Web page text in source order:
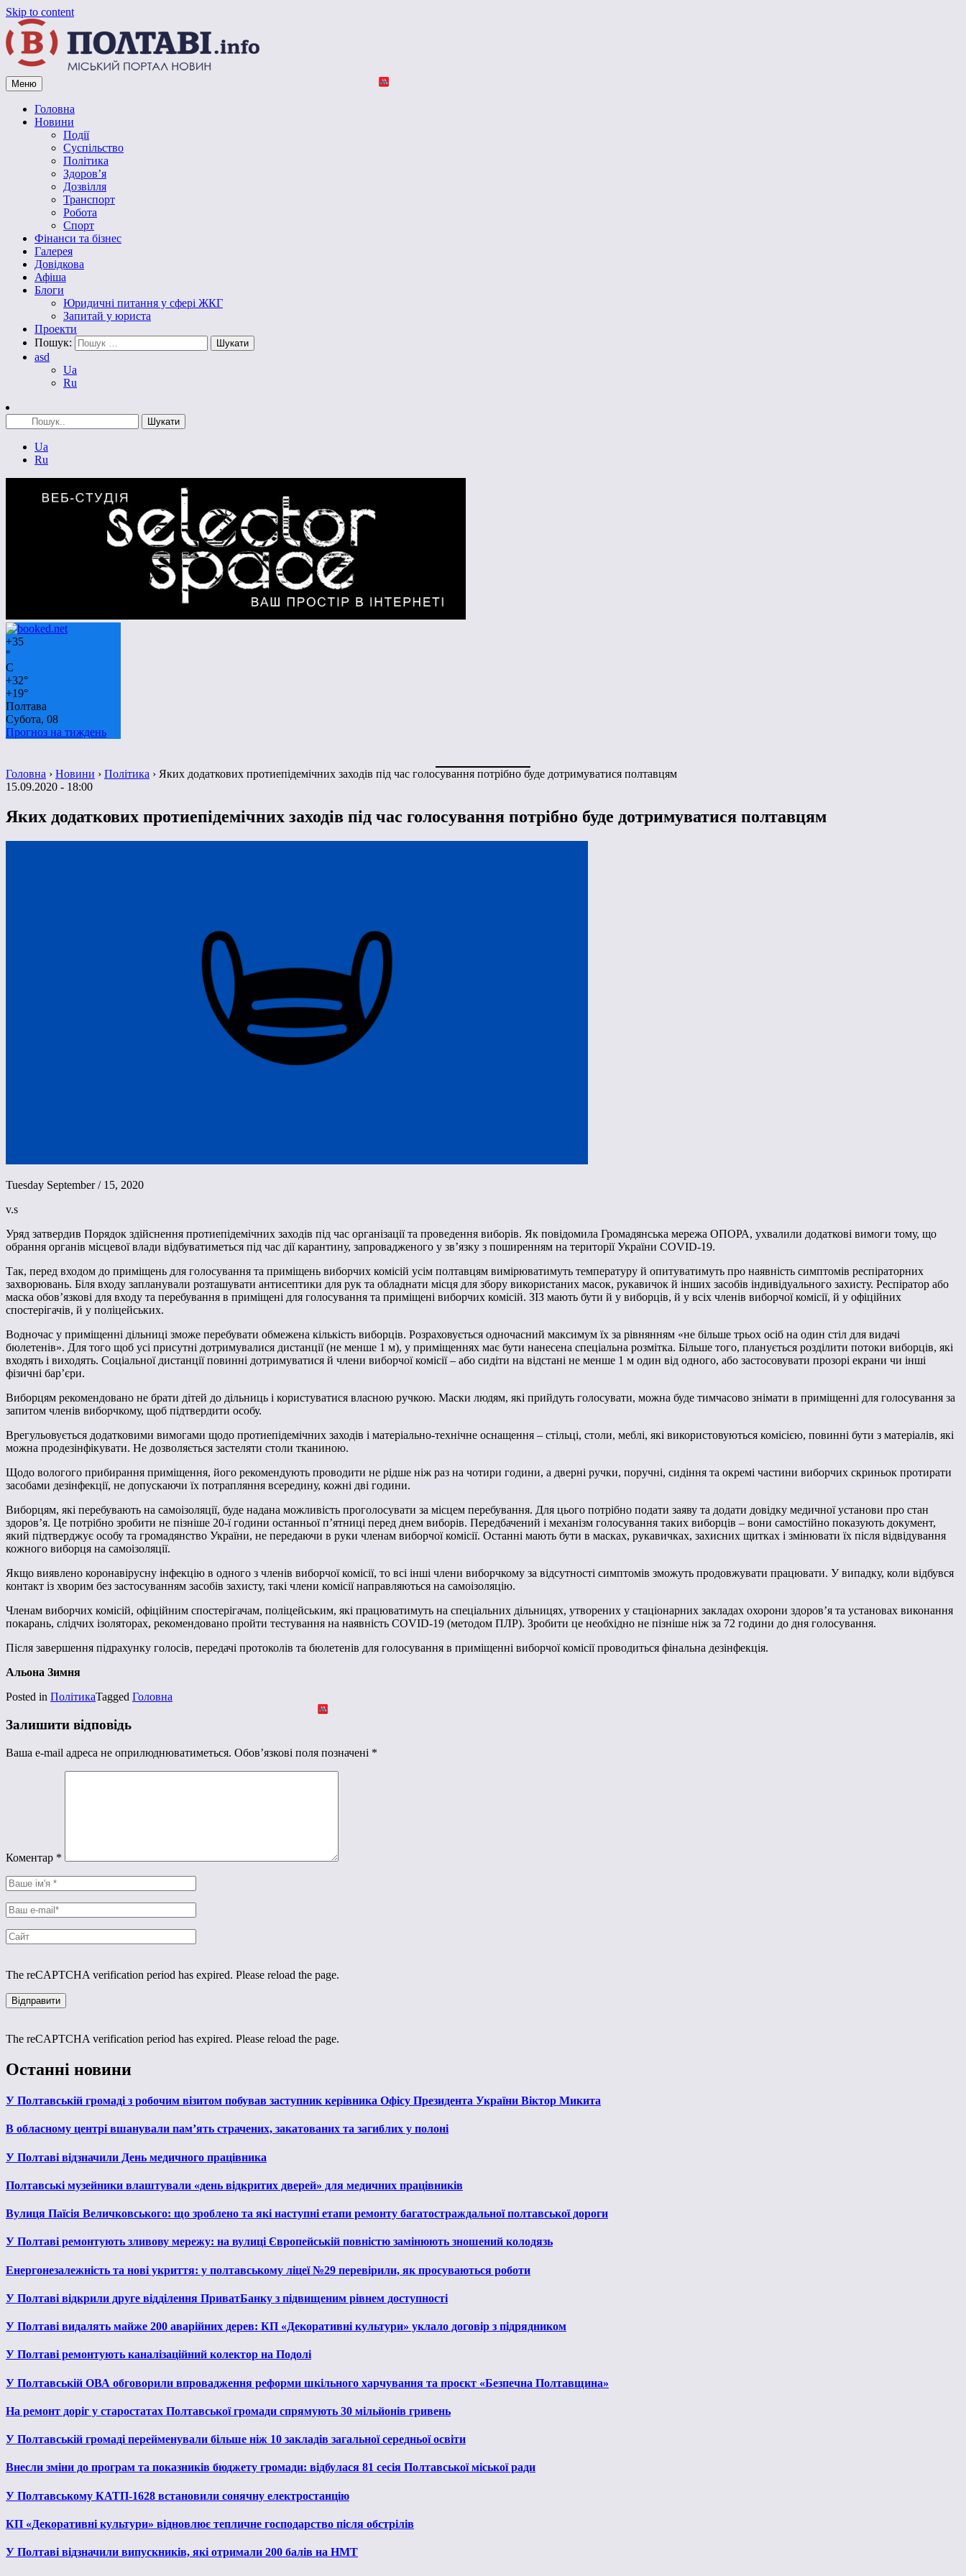
Skip to content
Vpoltave.info
Полтавський портал новин
Меню
Головна
Новини
Події
Суспільство
Політика
Здоров’я
Дозвілля
Транспорт
Робота
Спорт
Фінанси та бізнес
Галерея
Довідкова
Афіша
Блоги
Юридичні питання у сфері ЖКГ
Запитай у юриста
Проекти
Пошук:
asd
Ua
Ru
Ua
Ru
+35
°
C
+32°
+19°
Полтава
Субота, 08
Прогноз на тиждень
Головна › Новини › Політика › Яких додаткових протиепідемічних заходів під час голосування потрібно буде дотримуватися полтавцям
15.09.2020 - 18:00
Яких додаткових протиепідемічних заходів під час голосування потрібно буде дотримуватися полтавцям
Tuesday September / 15, 2020
v.s
Уряд затвердив Порядок здійснення протиепідемічних заходів під час організації та проведення виборів. Як повідомила Громадянська мережа ОПОРА, ухвалили додаткові вимоги тому, що
обрання органів місцевої влади відбуватиметься під час дії карантину, запровадженого у зв’язку з поширенням на території України COVID-19.
Так, перед входом до приміщень для голосування та приміщень виборчих комісій усім полтавцям вимірюватимуть температуру й опитуватимуть про наявність симптомів респіраторних
захворювань. Біля входу запланували розташувати антисептики для рук та обладнати місця для збору використаних масок, рукавичок й інших засобів індивідуального захисту. Респіратор або
маска обов’язкові для входу та перебування в приміщені для голосування та приміщені виборчих комісій. ЗІЗ мають бути й у виборців, й у всіх членів виборчої комісії, й у офіційних
спостерігачів, й у поліцейських.
Водночас у приміщенні дільниці зможе перебувати обмежена кількість виборців. Розраховується одночасний максимум їх за рівнянням «не більше трьох осіб на один стіл для видачі
бюлетенів». Для того щоб усі присутні дотримувалися дистанції (не менше 1 м), у приміщеннях має бути нанесена спеціальна розмітка. Більше того, планується розділити потоки виборців, які
входять і виходять. Соціальної дистанції повинні дотримуватися й члени виборчої комісії – або сидіти на відстані не менше 1 м один від одного, або застосовувати прозорі екрани чи інші
фізичні бар’єри.
Виборцям рекомендовано не брати дітей до дільниць і користуватися власною ручкою. Маски людям, які прийдуть голосувати, можна буде тимчасово знімати в приміщенні для голосування за
запитом членів виборчкому, щоб підтвердити особу.
Врегульовується додатковими вимогами щодо протиепідемічних заходів і матеріально-технічне оснащення – стільці, столи, меблі, які використовуються комісією, повинні бути з матеріалів, які
можна продезінфікувати. Не дозволяється застеляти столи тканиною.
Щодо вологого прибирання приміщення, його рекомендують проводити не рідше ніж раз на чотири години, а дверні ручки, поручні, сидіння та окремі частини виборчих скриньок протирати
засобами дезінфекції, не допускаючи їх потрапляння всередину, кожні дві години.
Виборцям, які перебувають на самоізоляції, буде надана можливість проголосувати за місцем перебування. Для цього потрібно подати заяву та додати довідку медичної установи про стан
здоров’я. Це потрібно зробити не пізніше 20-ї години останньої п’ятниці перед днем виборів. Передбачений і механізм голосування таких виборців – вони самостійно показують документ,
який підтверджує особу та громадянство України, не передаючи в руки членам виборчої комісії. Останні мають бути в масках, рукавичках, захисних щитках і змінювати їх після відвідування
кожного виборця на самоізоляції.
Якщо виявлено коронавірусну інфекцію в одного з членів виборчої комісії, то всі інші члени виборчкому за відсутності симптомів зможуть продовжувати працювати. У випадку, коли відбувся
контакт із хворим без застосуванням засобів захисту, такі члени комісії направляються на самоізоляцію.
Членам виборчих комісій, офіційним спостерігачам, поліцейським, які працюватимуть на спеціальних дільницях, утворених у стаціонарних закладах охорони здоров’я та установах виконання
покарань, слідчих ізоляторах, рекомендовано пройти тестування на наявність COVID-19 (методом ПЛР). Зробити це необхідно не пізніше ніж за 72 години до дня голосування.
Після завершення підрахунку голосів, передачі протоколів та бюлетенів для голосування в приміщенні виборчої комісії проводиться фінальна дезінфекція.
Альона Зимня
Posted in ПолітикаTagged Головна
Залишити відповідь
Ваша e-mail адреса не оприлюднюватиметься. Обов’язкові поля позначені *
Коментар *
The reCAPTCHA verification period has expired. Please reload the page.
The reCAPTCHA verification period has expired. Please reload the page.
Останні новини
У Полтавській громаді з робочим візитом побував заступник керівника Офісу Президента України Віктор Микита
В обласному центрі вшанували пам’ять страчених, закатованих та загиблих у полоні
У Полтаві відзначили День медичного працівника
Полтавські музейники влаштували «день відкритих дверей» для медичних працівників
Вулиця Паїсія Величковського: що зроблено та які наступні етапи ремонту багатостраждальної полтавської дороги
У Полтаві ремонтують зливову мережу: на вулиці Європейській повністю замінюють зношений колодязь
Енергонезалежність та нові укриття: у полтавському ліцеї №29 перевірили, як просуваються роботи
У Полтаві відкрили друге відділення ПриватБанку з підвищеним рівнем доступності
У Полтаві видалять майже 200 аварійних дерев: КП «Декоративні культури» уклало договір з підрядником
У Полтаві ремонтують каналізаційний колектор на Подолі
У Полтавській ОВА обговорили впровадження реформи шкільного харчування та проєкт «Безпечна Полтавщина»
На ремонт доріг у старостатах Полтавської громади спрямують 30 мільйонів гривень
У Полтавській громаді перейменували більше ніж 10 закладів загальної середньої освіти
Внесли зміни до програм та показників бюджету громади: відбулася 81 сесія Полтавської міської ради
У Полтавському КАТП-1628 встановили сонячну електростанцію
КП «Декоративні культури» відновлює тепличне господарство після обстрілів
У Полтаві відзначили випускників, які отримали 200 балів на НМТ